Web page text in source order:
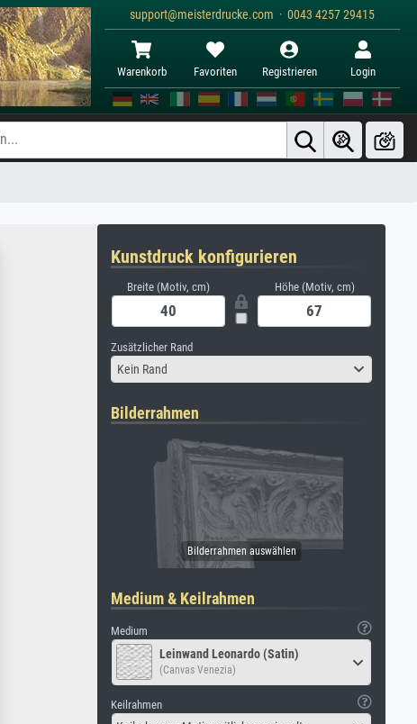
support@meisterdrucke.com · 0043 4257 29415
Warenkorb Favoriten Registrieren Login
Kunstdruck konfigurieren
Breite (Motiv, cm) Höhe (Motiv, cm)
Zusätzlicher Rand
Kein Rand
Bilderrahmen
Medium & Keilrahmen
Medium
Leinwand Leonardo (Satin)
(Canvas Venezia)
Keilrahmen